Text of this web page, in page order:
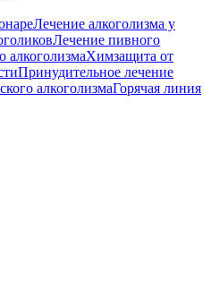
Лечение алкоголизма у
Лечение пивного
алкоголизмаХимзащита от
Принудительное лечение
алкоголизмаГорячая линия